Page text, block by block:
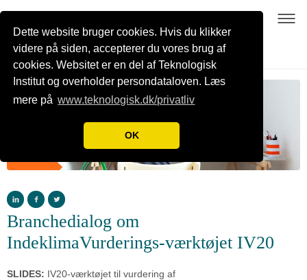
Dette website bruger cookies. Hvis du klikker
videre på siden, accepterer du vores brug af
cookies. Websitet er en del af Teknologisk
Institut og overholder persondataloven. Læs
mere på www.teknologisk.dk/privatliv
OK
Branchedialog om
IndeklimaVurderings-værktøjet IV20
SLIDES: IV20-værktøjet til vurdering af